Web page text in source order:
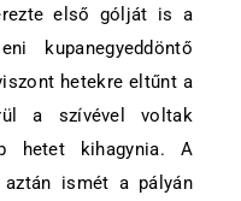
első gólját is a
kupanegyeddöntő
hetekre eltűnt a
a szívével voltak
hetet kihagynia. A
ismét a pályán